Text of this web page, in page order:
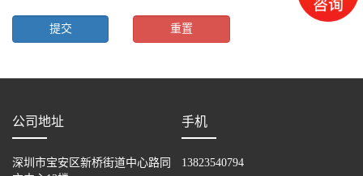
公司地址
深圳市宝安区新桥街道中心路同
手机
13823540794